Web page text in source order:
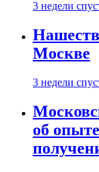
3 недели
Москве
3 недели
об